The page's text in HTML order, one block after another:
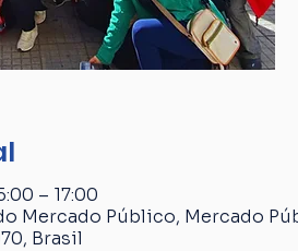
– 17:00
Mercado Público, Mercado
Brasil